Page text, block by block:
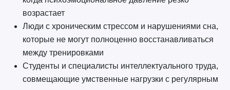
возрастает
Люди с хроническим стрессом и нарушениями сна,
которые не могут полноценно восстанавливаться
между тренировками
Студенты и специалисты интеллектуального труда,
совмещающие умственные нагрузки с регулярным